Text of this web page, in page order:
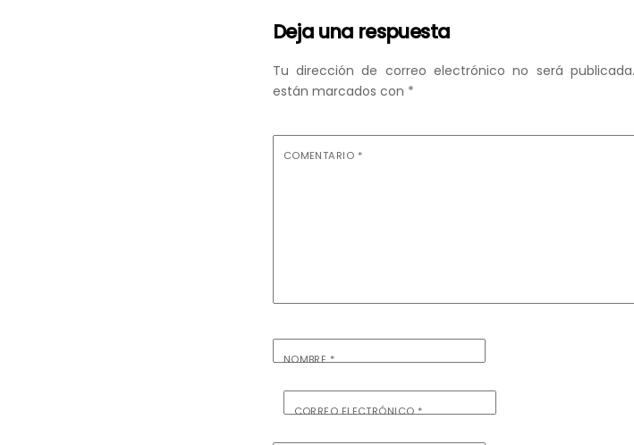
Deja una respuesta
Tu dirección de correo electrónico no será publicada.
están marcados con *
COMENTARIO *
NOMBRE*
CORREO ELECTRÓNICO*